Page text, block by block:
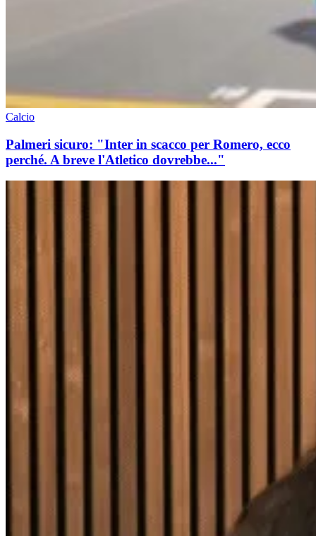
Calcio
Palmeri sicuro: "Inter in scacco per Romero, ecco
perché. A breve l'Atletico dovrebbe..."